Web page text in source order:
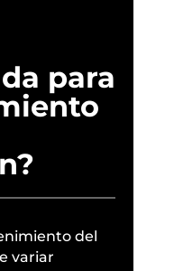
para
del
variar